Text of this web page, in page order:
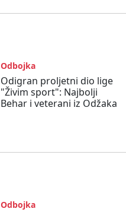
Odbojka
Odigran proljetni dio lige
"Živim sport": Najbolji
Behar i veterani iz Odžaka
Odbojka